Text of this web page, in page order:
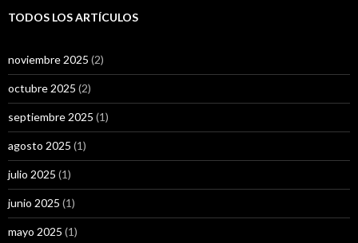
TODOS LOS ARTÍCULOS
noviembre 2025 (2)
octubre 2025 (2)
septiembre 2025 (1)
agosto 2025 (1)
julio 2025 (1)
junio 2025 (1)
mayo 2025 (1)